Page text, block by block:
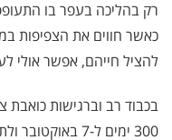
רק בהליכה בעפר בו
כאשר חווים את הצפיפות
להציל חייהם, אפשר אולי
בכבוד רב וברגישות כואבת
300 ימים ל-7 באוקטובר ולתוצאתו הכואבת.